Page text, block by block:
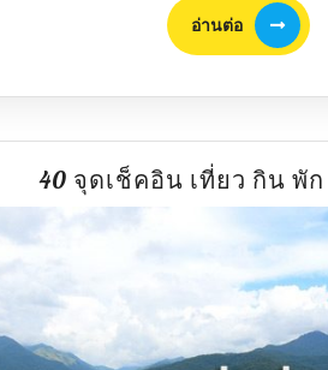
อ่านต่อ
อ่าน
ต่อ
40 จุดเช็คอิน เที่ยว กิน พั